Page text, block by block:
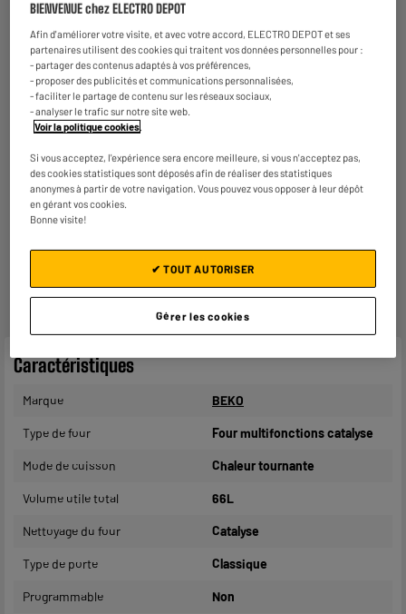
ELECTROSÛR
Une assurance à vie à partir de6€/moispour couvrir les
appareils de votre foyer achetés chez nous ou ailleurs.
En savoir +
Consommez plus responsable, économisez
plus
par produit vendu d'ici 2030.En savoir +
Retours et échanges gratuits
- Retours
- Retours par voie postale : vos colis retours sont traités
dans le magasin le plus proche de chez vous pour limiter
les trajets et donc l’impact sur la planète. Les frais de
retour par voie postale restent à votre charge.
Caractéristiques
Marque BEKO
Type de four Four multifonctions catalyse
Mode de cuisson Chaleur tournante
Volume utile total 66L
Nettoyage du four Catalyse
Type de porte Classique
Programmable Non
BIENVENUE chez ELECTRO DEPOT
Afin d'améliorer votre visite, et avec votre accord, ELECTRO DEPOT et ses
partenaires utilisent des cookies qui traitent vos données personnelles pour :
- partager des contenus adaptés à vos préférences,
- proposer des publicités et communications personnalisées,
- faciliter le partage de contenu sur les réseaux sociaux,
- analyser le trafic sur notre site web.
Voir la politique cookies.
Si vous acceptez, l'expérience sera encore meilleure, si vous n'acceptez pas,
des cookies statistiques sont déposés afin de réaliser des statistiques
anonymes à partir de votre navigation. Vous pouvez vous opposer à leur dépôt
en gérant vos cookies.
Bonne visite!
Gérer les cookies
✔ TOUT AUTORISER